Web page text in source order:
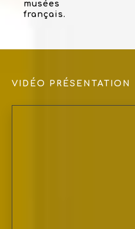
musées
français.
VIDÉO PRÉSENTATION